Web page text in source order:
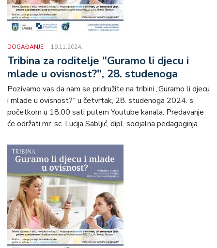
DOGAĐANJE 19.11.2024.
Tribina za roditelje "Guramo li djecu i
mlade u ovisnost?", 28. studenoga
Pozivamo vas da nam se pridružite na tribini „Guramo li djecu
i mlade u ovisnost?“ u četvrtak, 28. studenoga 2024. s
početkom u 18.00 sati putem Youtube kanala. Predavanje
će održati mr. sc. Lucija Sabljić, dipl. socijalna pedagoginja.